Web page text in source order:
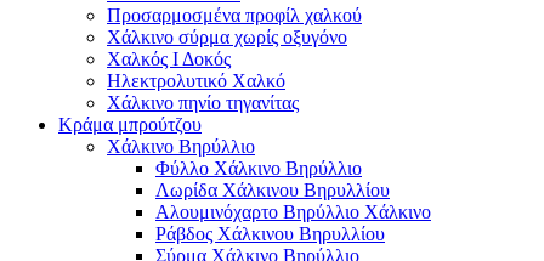
Προσαρμοσμένα προφίλ χαλκού
Χάλκινο σύρμα χωρίς οξυγόνο
Χαλκός Ι Δοκός
Ηλεκτρολυτικό Χαλκό
Χάλκινο πηνίο τηγανίτας
Κράμα μπρούτζου
Χάλκινο Βηρύλλιο
Φύλλο Χάλκινο Βηρύλλιο
Λωρίδα Χάλκινου Βηρυλλίου
Αλουμινόχαρτο Βηρύλλιο Χάλκινο
Ράβδος Χάλκινου Βηρυλλίου
Σύρμα Χάλκινο Βηρύλλιο